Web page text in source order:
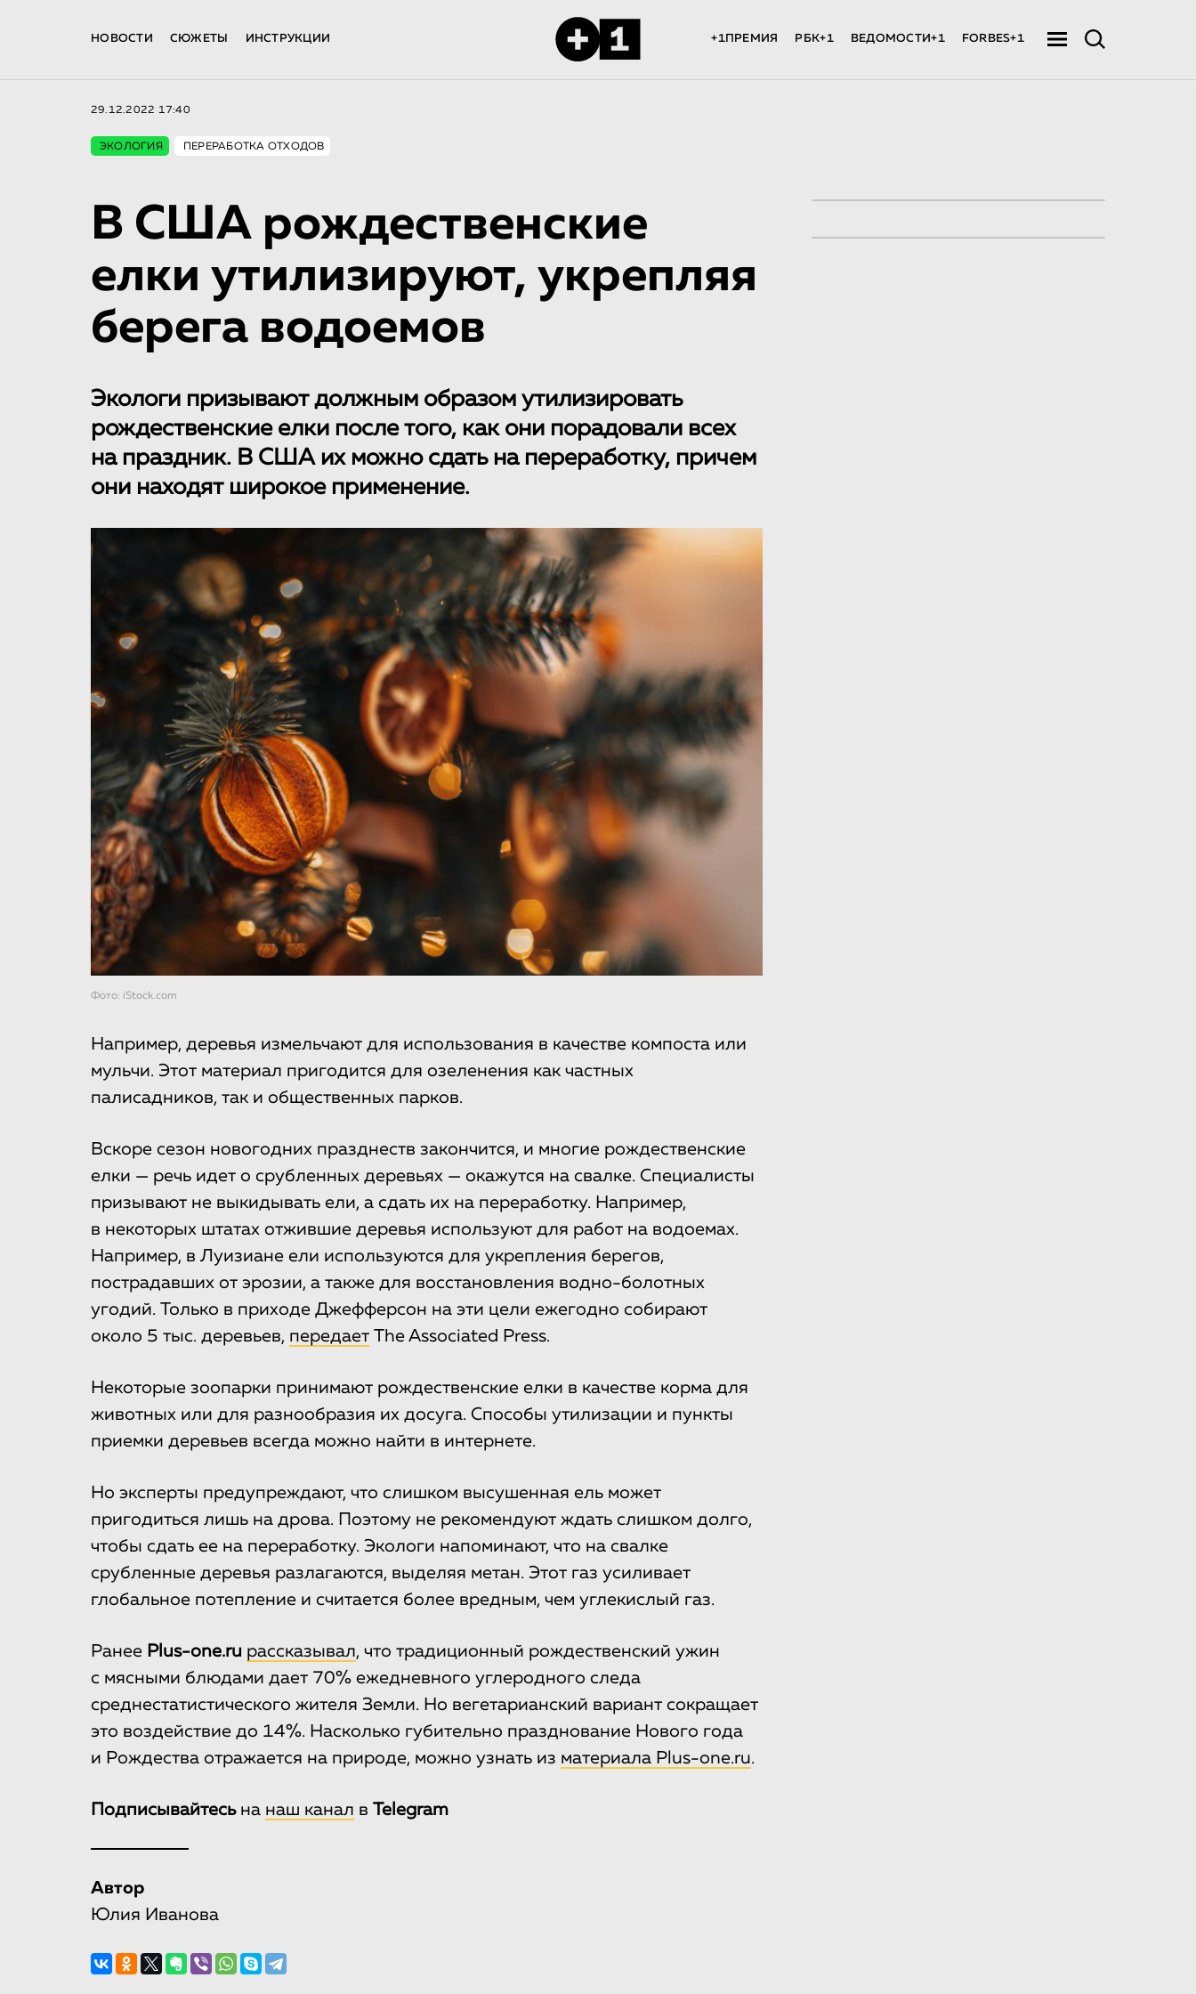
НОВОСТИ СЮЖЕТЫ ИНСТРУКЦИИ +1ПРЕМИЯ РБК+1 ВЕДОМОСТИ+1 FORBES+1
29.12.2022 17:40
ЭКОЛОГИЯ ПЕРЕРАБОТКА ОТХОДОВ
В США рождественские
елки утилизируют, укрепляя
берега водоемов
Экологи призывают должным образом утилизировать
рождественские елки после того, как они порадовали всех
на праздник. В США их можно сдать на переработку, причем
они находят широкое применение.
Фото: iStock.com
Например, деревья измельчают для использования в качестве компоста или
мульчи. Этот материал пригодится для озеленения как частных
палисадников, так и общественных парков.
Вскоре сезон новогодних празднеств закончится, и многие рождественские
елки — речь идет о срубленных деревьях — окажутся на свалке. Специалисты
призывают не выкидывать ели, а сдать их на переработку. Например,
в некоторых штатах отжившие деревья используют для работ на водоемах.
Например, в Луизиане ели используются для укрепления берегов,
пострадавших от эрозии, а также для восстановления водно-болотных
угодий. Только в приходе Джефферсон на эти цели ежегодно собирают
около 5 тыс. деревьев, передает The Associated Press.
Некоторые зоопарки принимают рождественские елки в качестве корма для
животных или для разнообразия их досуга. Способы утилизации и пункты
приемки деревьев всегда можно найти в интернете.
Но эксперты предупреждают, что слишком высушенная ель может
пригодиться лишь на дрова. Поэтому не рекомендуют ждать слишком долго,
чтобы сдать ее на переработку. Экологи напоминают, что на свалке
срубленные деревья разлагаются, выделяя метан. Этот газ усиливает
глобальное потепление и считается более вредным, чем углекислый газ.
Ранее Plus-one.ru рассказывал, что традиционный рождественский ужин
с мясными блюдами дает 70% ежедневного углеродного следа
среднестатистического жителя Земли. Но вегетарианский вариант сокращает
это воздействие до 14%. Насколько губительно празднование Нового года
и Рождества отражается на природе, можно узнать из материала Plus-one.ru.
Подписывайтесьна наш канал в Telegram
Автор
Юлия Иванова